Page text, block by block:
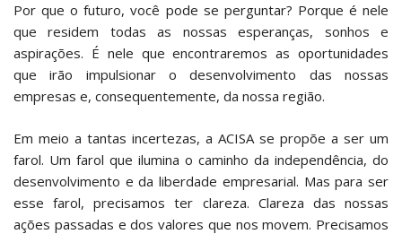
Por que o futuro, você pode se perguntar? Porque é nele
que residem todas as nossas esperanças, sonhos e
aspirações. É nele que encontraremos as oportunidades
que irão impulsionar o desenvolvimento das nossas
empresas e, consequentemente, da nossa região.
Em meio a tantas incertezas, a ACISA se propõe a ser um
farol. Um farol que ilumina o caminho da independência, do
desenvolvimento e da liberdade empresarial. Mas para ser
esse farol, precisamos ter clareza. Clareza das nossas
ações passadas e dos valores que nos movem. Precisamos